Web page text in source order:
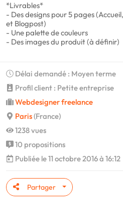
*Livrables*
- Des designs pour 5 pages
et Blogpost)
- Une palette de couleurs
- Des images du produit (à définir)
Délai demandé : Moyen terme
Profil client : Petite entreprise
Webdesigner freelance
Paris(France)
1238 vues
10 propositions
Publiée le 11 octobre 2016 à 16:12
Partager